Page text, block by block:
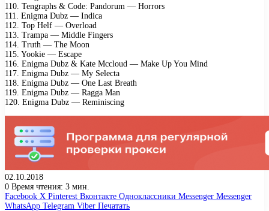
110. Tengraphs & Code: Pandorum — Horrors
111. Enigma Dubz — Indica
112. Top Helf — Overload
113. Trampa — Middle Fingers
114. Truth — The Moon
115. Yookie — Escape
116. Enigma Dubz & Kate Mccloud — Make Up You Mind
117. Enigma Dubz — My Selecta
118. Enigma Dubz — One Last Breath
119. Enigma Dubz — Ragga Man
120. Enigma Dubz — Reminiscing
02.10.2018
0 Время чтения: 3 мин.
Facebook X Pinterest Вконтакте Одноклассники Messenger Messenger
WhatsApp Telegram Viber Печатать